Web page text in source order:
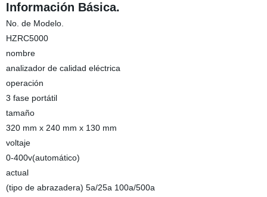
Información Básica.
No. de Modelo.
HZRC5000
nombre
analizador de calidad eléctrica
operación
3 fase portátil
tamaño
320 mm x 240 mm x 130 mm
voltaje
0-400v(automático)
actual
(tipo de abrazadera) 5a/25a 100a/500a